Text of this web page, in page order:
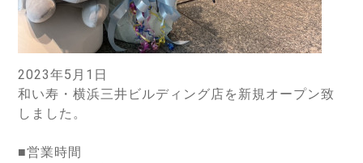
2023年5月1日
和い寿・横浜三井ビルディング店を新規オープン致
しました。
■営業時間